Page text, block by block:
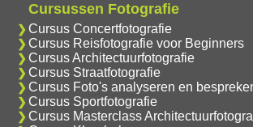
Cursussen Fotografie
Cursus Concertfotografie
Cursus Reisfotografie voor Beginners
Cursus Architectuurfotografie
Cursus Straatfotografie
Cursus Foto's analyseren en
Cursus Sportfotografie
Cursus Masterclass